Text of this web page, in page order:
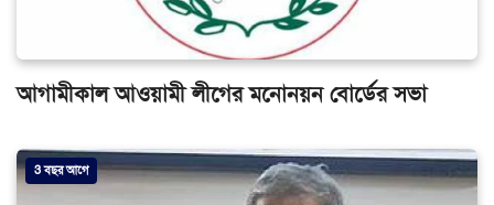
আগামীকাল আওয়ামী লীগের মনোনয়ন বোর্ডের সভা
3 বছর আগে